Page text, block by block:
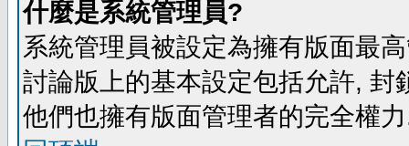
什麼是系統管理員?
系統管理員被設定為擁有版面最
討論版上的基本設定包括允許,
他們也擁有版面管理者的完全權